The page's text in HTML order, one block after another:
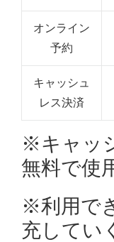
オンライン
予約
キャッシュ
レス決済
※キャッ
無料で使
※利用で
充してい